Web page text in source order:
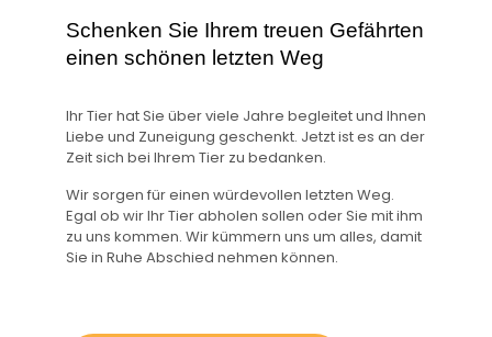
Schenken Sie Ihrem treuen Gefährten
einen schönen letzten Weg
Ihr Tier hat Sie über viele Jahre begleitet und Ihnen
Liebe und Zuneigung geschenkt. Jetzt ist es an der
Zeit sich bei Ihrem Tier zu bedanken.
Wir sorgen für einen würdevollen letzten Weg.
Egal ob wir Ihr Tier abholen sollen oder Sie mit ihm
zu uns kommen. Wir kümmern uns um alles, damit
Sie in Ruhe Abschied nehmen können.